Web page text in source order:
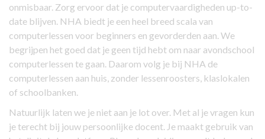
onmisbaar. Zorg ervoor dat je computervaardigheden up-to-
date blijven. NHA biedt je een heel breed scala van
computerlessen voor beginners en gevorderden aan. We
begrijpen het goed dat je geen tijd hebt om naar avondschool
computerlessen te gaan. Daarom volg je bij NHA de
computerlessen aan huis, zonder lessenroosters, klaslokalen
of schoolbanken.
Natuurlijk laten we je niet aan je lot over. Met al je vragen kun
je terecht bij jouw persoonlijke docent. Je maakt gebruik van